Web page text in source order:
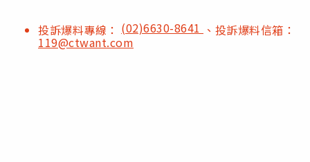
投訴爆料專線： (02)6630-8641 、投訴爆料信箱：
119@ctwant.com